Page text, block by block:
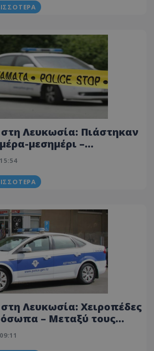
Λευκωσία: Πιάστηκαν
μεσημέρι –
ένα πρόσωπο
Λευκωσία: Χειροπέδες
– Μεταξύ τους